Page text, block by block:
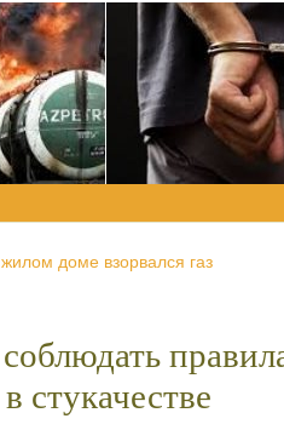
доме взорвался газ
стукачестве